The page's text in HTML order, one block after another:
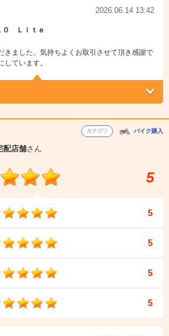
2026.06.14 13:42
０ Ｌｉｔｅ
きました。気持ちよくお取引させて頂き感謝で
ています。
カテゴリ バイク購入
配店舗さん
5
5
5
5
5